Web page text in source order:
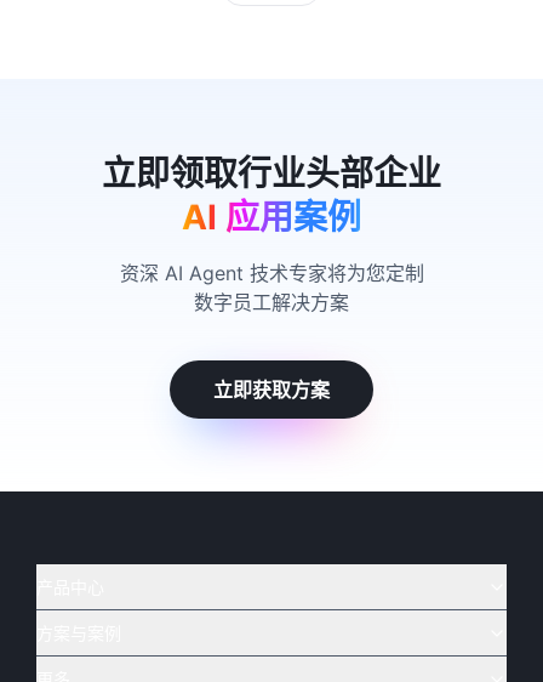
AI 应用案例
资深 AI Agent 技术专家将为您定制
数字员工解决方案
立即获取方案